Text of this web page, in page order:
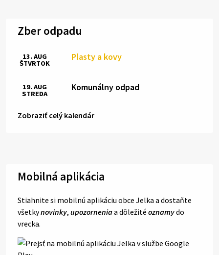
Zber odpadu
Plasty a kovy
13. AUG
ŠTVRTOK
Komunálny odpad
19. AUG
STREDA
Zobraziť celý kalendár
Mobilná aplikácia
Stiahnite si mobilnú aplikáciu obce Jelka a dostaňte
všetkynovinky, upozorneniaa dôležité oznamydo
vrecka.